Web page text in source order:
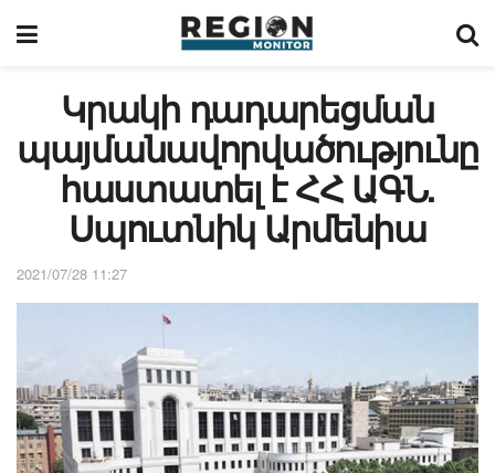
Կրակի դադարեցման
պայմանավորվածությունը
հաստատել է ՀՀ ԱԳՆ.
Սպուտնիկ Արմենիա
2021/07/28 11:27